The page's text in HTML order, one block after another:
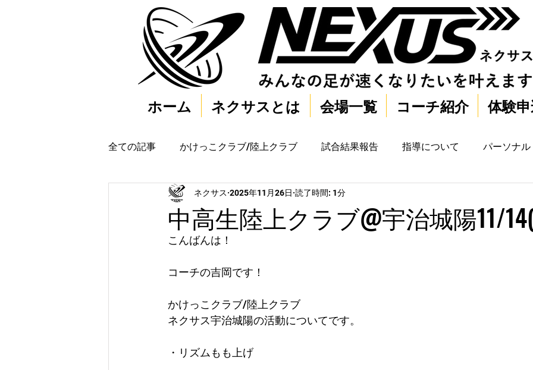
ホーム ネクサスとは 会場一覧 コーチ紹介 体験
全ての記事 かけっこクラブ/陸上クラブ 試合結果報告 指導について パーソナ
中高生陸上クラブ@宇治城陽11/
ネクサス 2025年11月26日 読了時間: 1分
こんばんは！
コーチの吉岡です！
かけっこクラブ/陸上クラブ
ネクサス宇治城陽の活動についてです。
・リズムもも上げ